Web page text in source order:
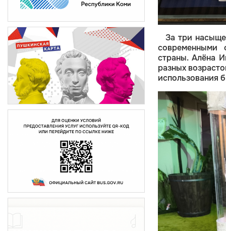
За три
современными
страны. Алёна
разных
использования